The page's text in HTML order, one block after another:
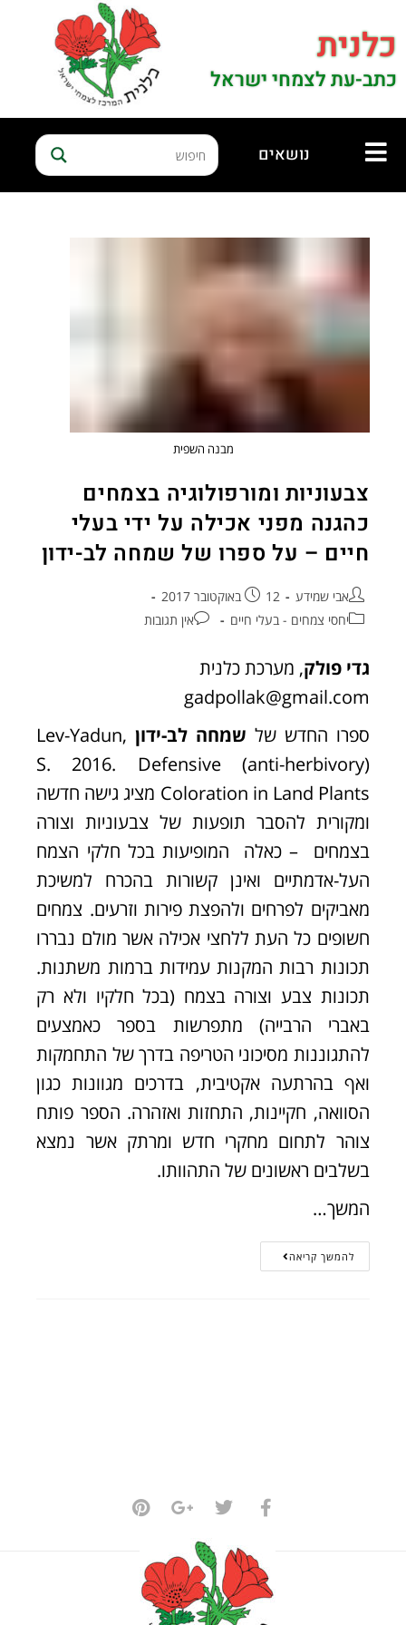
כלנית
כתב-עת לצמחי ישראל
נושאים
מבנה השפית
צבעוניות ומורפולוגיה בצמחים
כהגנה מפני אכילה על ידי בעלי
חיים – על ספרו של שמחה לב-ידון
אבי שמידע
12 באוקטובר 2017
יחסי צמחים - בעלי חיים
אין תגובות
גדי פולק, מערכת כלנית
gadpollak@gmail.com
ספרו החדש של שמחה לב-ידון Lev-Yadun,
S. 2016. Defensive (anti-herbivory)
Coloration in Land Plants מציג גישה חדשה
ומקורית להסבר תופעות של צבעוניות וצורה
בצמחים – כאלה המופיעות בכל חלקי הצמח
העל-אדמתיים ואינן קשורות בהכרח למשיכת
מאביקים לפרחים ולהפצת פירות וזרעים. צמחים
חשופים כל העת ללחצי אכילה אשר מולם נבררו
תכונות רבות המקנות עמידות ברמות משתנות.
תכונות צבע וצורה בצמח (בכל חלקיו ולא רק
באברי הרבייה) מתפרשות בספר כאמצעים
להתגוננות מסיכוני הטריפה בדרך של התחמקות
ואף בהרתעה אקטיבית, בדרכים מגוונות כגון
הסוואה, חקיינות, התחזות ואזהרה. הספר פותח
צוהר לתחום מחקרי חדש ומרתק אשר נמצא
בשלבים ראשונים של התהוותו.
המשך…
להמשך קריאה